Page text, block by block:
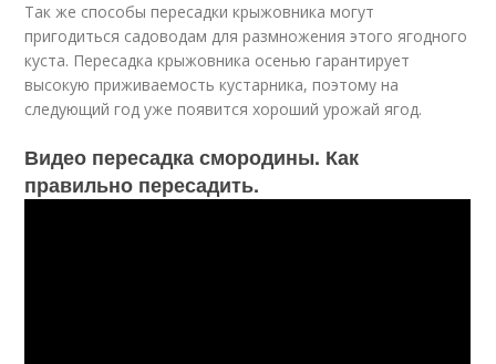
Так же способы пересадки крыжовника могут
пригодиться садоводам для размножения этого ягодного
куста. Пересадка крыжовника осенью гарантирует
высокую приживаемость кустарника, поэтому на
следующий год уже появится хороший урожай ягод.
Видео пересадка смородины. Как
правильно пересадить.